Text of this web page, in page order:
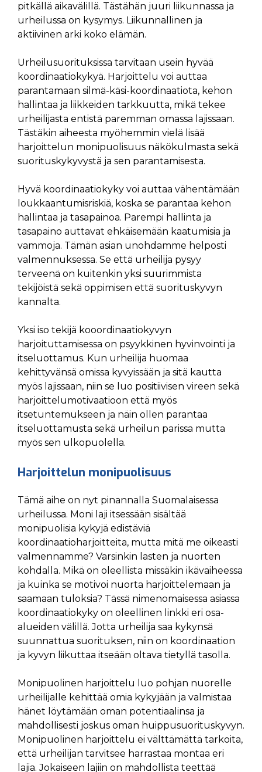
pitkällä aikavälillä. Tästähän juuri liikunnassa ja
urheilussa on kysymys. Liikunnallinen ja
aktiivinen arki koko elämän.
Urheilusuorituksissa tarvitaan usein hyvää
koordinaatiokykyä. Harjoittelu voi auttaa
parantamaan silmä-käsi-koordinaatiota, kehon
hallintaa ja liikkeiden tarkkuutta, mikä tekee
urheilijasta entistä paremman omassa lajissaan.
Tästäkin aiheesta myöhemmin vielä lisää
harjoittelun monipuolisuus näkökulmasta sekä
suorituskykyvystä ja sen parantamisesta.
Hyvä koordinaatiokyky voi auttaa vähentämään
loukkaantumisriskiä, koska se parantaa kehon
hallintaa ja tasapainoa. Parempi hallinta ja
tasapaino auttavat ehkäisemään kaatumisia ja
vammoja. Tämän asian unohdamme helposti
valmennuksessa. Se että urheilija pysyy
terveenä on kuitenkin yksi suurimmista
tekijöistä sekä oppimisen että suorituskyvyn
kannalta.
Yksi iso tekijä kooordinaatiokyvyn
harjoituttamisessa on psyykkinen hyvinvointi ja
itseluottamus. Kun urheilija huomaa
kehittyvänsä omissa kyvyissään ja sitä kautta
myös lajissaan, niin se luo positiivisen vireen sekä
harjoittelumotivaatioon että myös
itsetuntemukseen ja näin ollen parantaa
itseluottamusta sekä urheilun parissa mutta
myös sen ulkopuolella.
Harjoittelun monipuolisuus
Tämä aihe on nyt pinannalla Suomalaisessa
urheilussa. Moni laji itsessään sisältää
monipuolisia kykyjä edistäviä
koordinaatioharjoitteita, mutta mitä me oikeasti
valmennamme? Varsinkin lasten ja nuorten
kohdalla. Mikä on oleellista missäkin ikävaiheessa
ja kuinka se motivoi nuorta harjoittelemaan ja
saamaan tuloksia? Tässä nimenomaisessa asiassa
koordinaatiokyky on oleellinen linkki eri osa-
alueiden välillä. Jotta urheilija saa kykynsä
suunnattua suorituksen, niin on koordinaation
ja kyvyn liikuttaa itseään oltava tietyllä tasolla.
Monipuolinen harjoittelu luo pohjan nuorelle
urheilijalle kehittää omia kykyjään ja valmistaa
hänet löytämään oman potentiaalinsa ja
mahdollisesti joskus oman huippusuorituskyvyn.
Monipuolinen harjoittelu ei välttämättä tarkoita,
että urheilijan tarvitsee harrastaa montaa eri
lajia. Jokaiseen lajiin on mahdollista teettää